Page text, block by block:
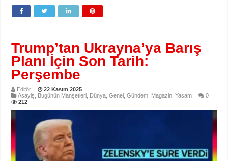
Trump’tan Ukrayna’ya Barış
Planı İçin Son Tarih:
Perşembe
Editör
22 Kasım 2025
Asayiş
Bugünün Manşetleri Dünya ,Genel ,Gündem Magazin ,Yaşam
0
212